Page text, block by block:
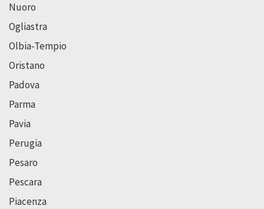
Nuoro
Ogliastra
Olbia-Tempio
Oristano
Padova
Parma
Pavia
Perugia
Pesaro
Pescara
Piacenza